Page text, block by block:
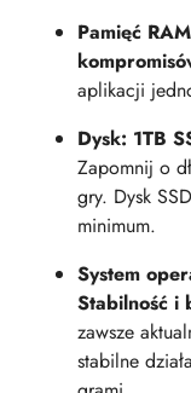
Pamięć
aplikacji
Dysk: 1TB
Zapomnij o
gry. Dysk
minimum.
System
Stabilność i
zawsze
stabilne